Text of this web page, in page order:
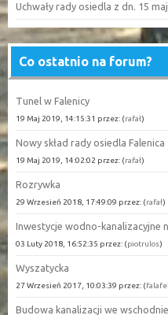
Uchwały rady osiedla z dn. 15
Co ostatnio na forum?
Tunel w Falenicy
19 Maj 2019, 14:15:31 przez: (rafał)
Nowy skład rady osiedla Falenica
19 Maj 2019, 14:02:02 przez: (rafał)
Rozrywka
29 Wrzesień 2018, 17:49:09 przez: (rafał)
Inwestycje wodno-kanalizacyjne
03 Luty 2018, 16:52:35 przez: (piotrulos)
Wyszatycka
27 Wrzesień 2017, 10:03:39 przez: (
Budowa kanalizacji we